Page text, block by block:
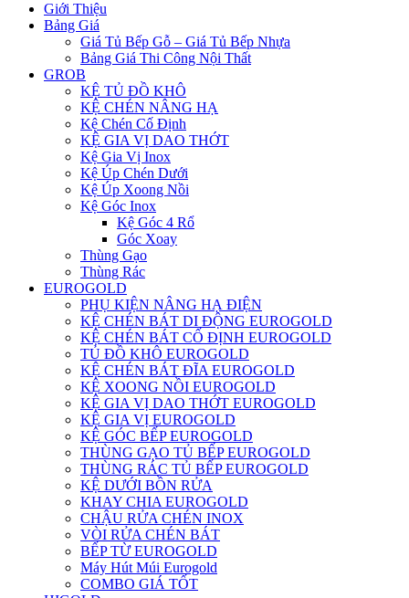
Giới Thiệu
Bảng Giá
Giá Tủ Bếp Gỗ – Giá Tủ Bếp Nhựa
Bảng Giá Thi Công Nội Thất
GROB
KỆ TỦ ĐỒ KHÔ
KỆ CHÉN NÂNG HẠ
Kệ Chén Cố Định
KỆ GIA VỊ DAO THỚT
Kệ Gia Vị Inox
Kệ Úp Chén Dưới
Kệ Úp Xoong Nồi
Kệ Góc Inox
Kệ Góc 4 Rổ
Góc Xoay
Thùng Gạo
Thùng Rác
EUROGOLD
PHỤ KIỆN NÂNG HẠ ĐIỆN
KỆ CHÉN BÁT DI ĐỘNG EUROGOLD
KỆ CHÉN BÁT CỐ ĐỊNH EUROGOLD
TỦ ĐỒ KHÔ EUROGOLD
KỆ CHÉN BÁT ĐĨA EUROGOLD
KỆ XOONG NỒI EUROGOLD
KỆ GIA VỊ DAO THỚT EUROGOLD
KỆ GIA VỊ EUROGOLD
KỆ GÓC BẾP EUROGOLD
THÙNG GẠO TỦ BẾP EUROGOLD
THÙNG RÁC TỦ BẾP EUROGOLD
KỆ DƯỚI BỒN RỬA
KHAY CHIA EUROGOLD
CHẬU RỬA CHÉN INOX
VÒI RỬA CHÉN BÁT
BẾP TỪ EUROGOLD
Máy Hút Múi Eurogold
COMBO GIÁ TỐT